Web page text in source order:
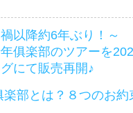
以降約6年ぶり！～
俱楽部のツアーを
にて販売再開♪
楽部とは？８つのお約